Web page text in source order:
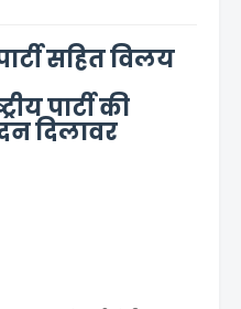
सहित विलय
पार्टी की
दिलावर